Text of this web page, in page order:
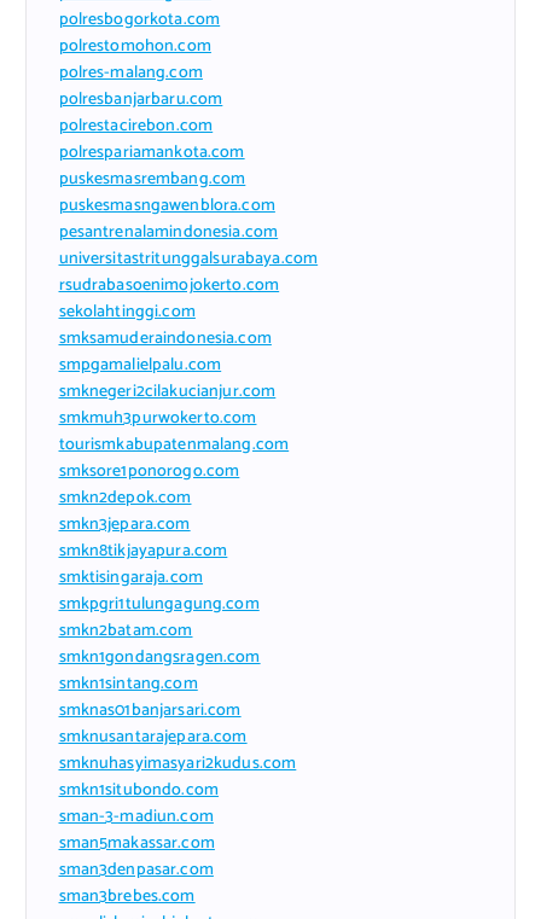
polresbogorkota.com
polrestomohon.com
polres-malang.com
polresbanjarbaru.com
polrestacirebon.com
polrespariamankota.com
puskesmasrembang.com
puskesmasngawenblora.com
pesantrenalamindonesia.com
universitastritunggalsurabaya.com
rsudrabasoenimojokerto.com
sekolahtinggi.com
smksamuderaindonesia.com
smpgamalielpalu.com
smknegeri2cilakucianjur.com
smkmuh3purwokerto.com
tourismkabupatenmalang.com
smksore1ponorogo.com
smkn2depok.com
smkn3jepara.com
smkn8tikjayapura.com
smktisingaraja.com
smkpgri1tulungagung.com
smkn2batam.com
smkn1gondangsragen.com
smkn1sintang.com
smknas01banjarsari.com
smknusantarajepara.com
smknuhasyimasyari2kudus.com
smkn1situbondo.com
sman-3-madiun.com
sman5makassar.com
sman3denpasar.com
sman3brebes.com